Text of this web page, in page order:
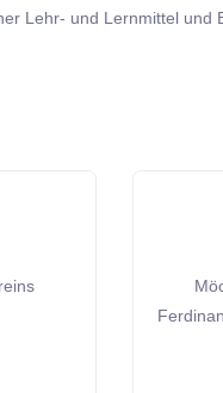
Lehr- und Lernmittel und